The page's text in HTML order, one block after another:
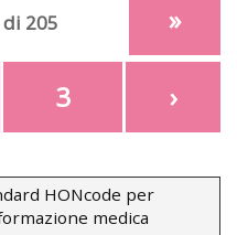
205
3 ›
»
HONcode per
medica